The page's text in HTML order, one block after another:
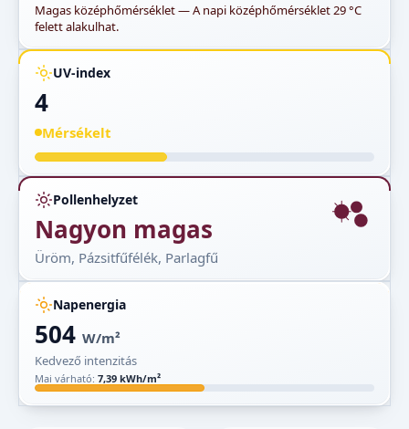
Magas középhőmérséklet — A napi középhőmérséklet 29 °C
felett alakulhat.
UV-index
4
Mérsékelt
Pollenhelyzet
Nagyon magas
Üröm, Pázsitfűfélék, Parlagfű
Napenergia
504 W/m²
Kedvező intenzitás
Mai várható: 7,39 kWh/m²